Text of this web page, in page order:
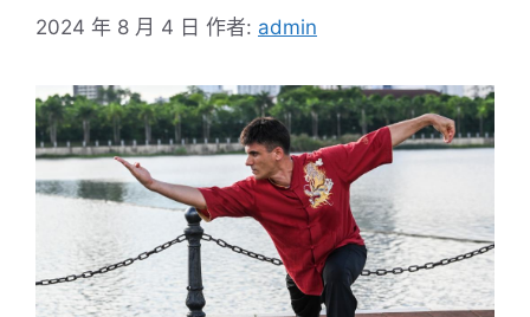
2024 年 8 月 4 日 作者: admin